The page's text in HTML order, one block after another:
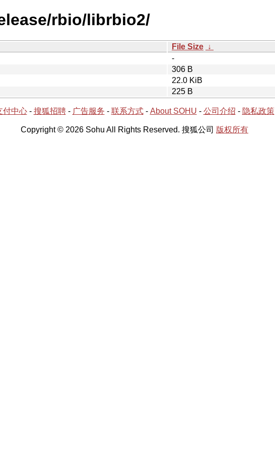
rbio/librbio2/
File Size ↓
-
306 B
22.0 KiB
225 B
付中心- 搜狐招聘- 广告服务 - 联系方式- About SOHU - 公司介绍 - 隐私政策
Copyright © 2026 Sohu All Rights Reserved. 搜狐公司 版权所有